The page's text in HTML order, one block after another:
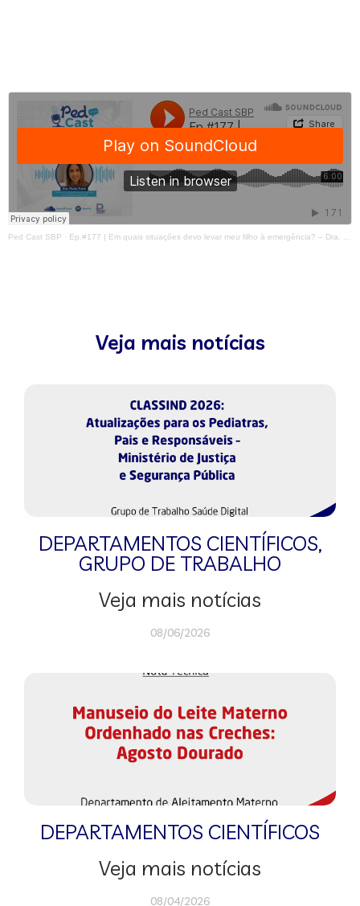
Ped Cast SBP · Ep.#177 | Em quais situações devo levar meu filho à emergência? – Dra. Paula Traldi
Veja mais notícias
DEPARTAMENTOS CIENTÍFICOS,
GRUPO DE TRABALHO
Veja mais notícias
08/06/2026
DEPARTAMENTOS CIENTÍFICOS
Veja mais notícias
08/04/2026